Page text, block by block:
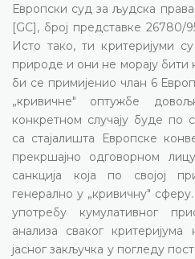
Европски суд за људска
[GC], број представке 26780/
Исто тако, ти критеријуми
природе и они не морају бити
би се примијенио члан 6
„кривичне" оптужбе
конкретном случају буде по
са стајалишта Европске
прекршајно одговорном
санкција која по својој
генерално у „кривичну"
употребу кумулативног
анализа сваког
јасног закључка у погледу